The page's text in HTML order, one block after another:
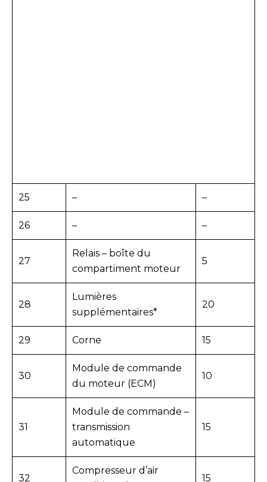
25 – –
26 – –
27
Relais – boîte du
compartiment moteur
5
28
Lumières
supplémentaires*
20
29 Corne 15
30
Module de commande
du moteur (ECM)
10
31
Module de commande –
transmission
automatique
15
32
Compresseur d’air
15